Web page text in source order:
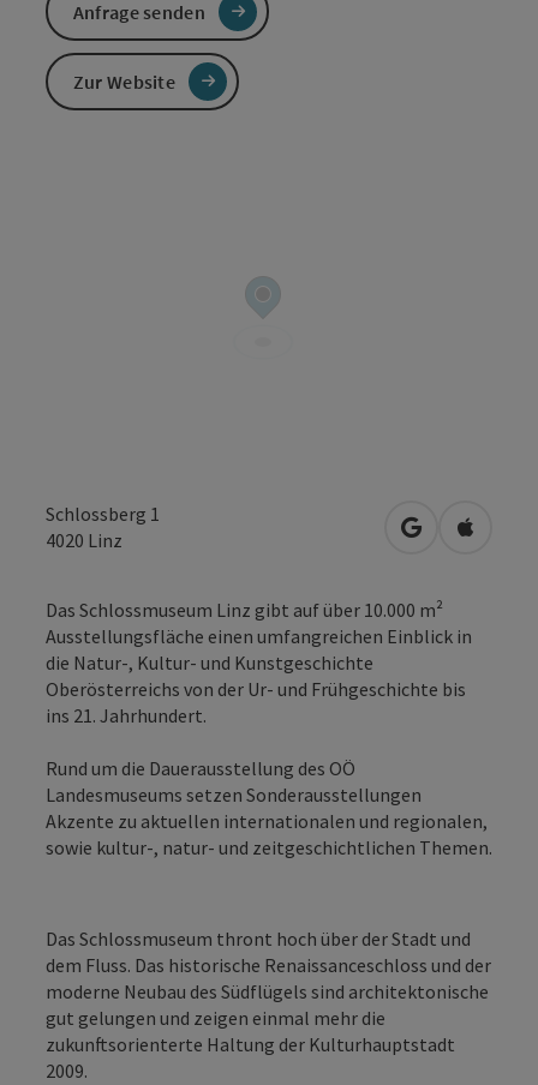
Schlossberg 1
4020 Linz in Google
in
Das Schlossmuseum Linz gibt auf über 10.000 m²
Ausstellungsfläche einen umfangreichen Einblick in
die Natur-, Kultur- und Kunstgeschichte
Oberösterreichs von der Ur- und Frühgeschichte bis
ins 21. Jahrhundert.
Rund um die Dauerausstellung des OÖ
Landesmuseums setzen Sonderausstellungen
Akzente zu aktuellen internationalen und regionalen,
sowie kultur-, natur- und zeitgeschichtlichen Themen.
Das Schlossmuseum thront hoch über der Stadt und
dem Fluss. Das historische Renaissanceschloss und der
moderne Neubau des Südflügels sind architektonische
gut gelungen und zeigen einmal mehr die
zukunftsorienterte Haltung der Kulturhauptstadt
2009.
Anfrage senden
Zur Website